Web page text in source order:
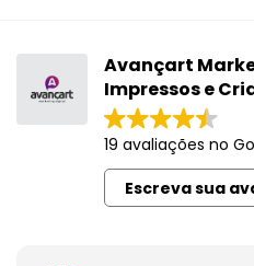
Avançart
Impressos e
19 avaliações no
Escreva sua